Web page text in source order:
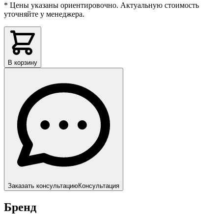
* Цены указаны ориентировочно. Актуальную стоимость
уточняйте у менеджера.
В корзину
Заказать консультациюКонсультация
Бренд